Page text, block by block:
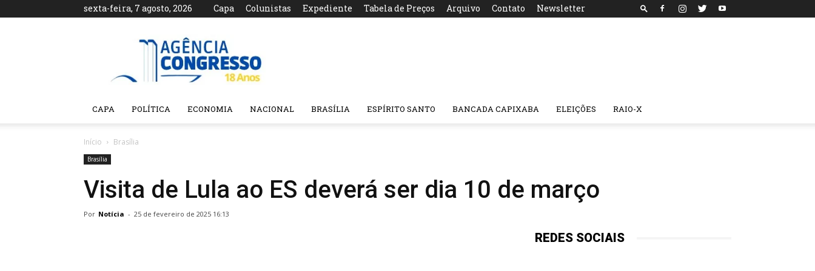
sexta-feira, 7 agosto, 2026 Capa Colunistas Expediente Tabela de Preços Arquivo Contato Newsletter
Agência
CAPA POLÍTICA ECONOMIA NACIONAL BRASÍLIA ESPÍRITO SANTO BANCADA CAPIXABA ELEIÇÕES RAIO-X
Início Brasília
Brasília
Visita de Lula ao ES deverá ser dia 10 de março
Por Notícia - 25 de fevereiro de 2025 16:13
REDES SOCIAIS